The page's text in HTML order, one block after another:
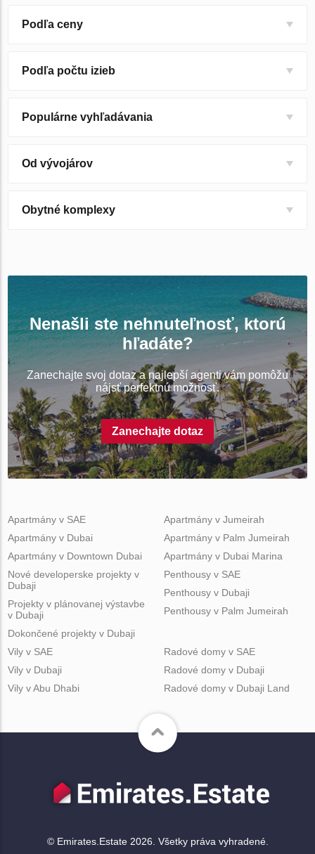
Podľa ceny
Podľa počtu izieb
Populárne vyhľadávania
Od vývojárov
Obytné komplexy
Nenašli ste nehnuteľnosť, ktorú
hľadáte?
Zanechajte svoj dotaz a najlepší agenti vám pomôžu
nájsť perfektnú možnosť.
Zanechajte dotaz
Apartmány v SAE
Apartmány v Dubai
Apartmány v Downtown Dubai
Apartmány v Jumeirah
Apartmány v Palm Jumeirah
Apartmány v Dubai Marina
Nové developerske projekty v
Dubaji
Projekty v plánovanej výstavbe
v Dubaji
Dokončené projekty v Dubaji
Penthousy v SAE
Penthousy v Dubaji
Penthousy v Palm Jumeirah
Vily v SAE
Vily v Dubaji
Vily v Abu Dhabi
Radové domy v SAE
Radové domy v Dubaji
Radové domy v Dubaji Land
© Emirates.Estate 2026. Všetky práva vyhradené.